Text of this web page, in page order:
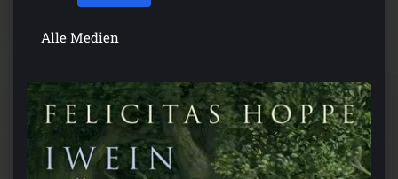
Alle Medien